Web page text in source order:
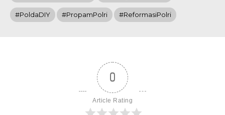
#PoldaDIY #PropamPolri #ReformasiPolri
0
Article Rating